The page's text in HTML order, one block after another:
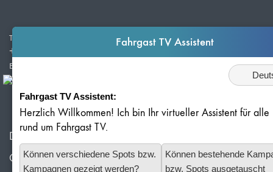
TELEFON
+49 981 203 526 50
E-MAIL
info@redlof-medien.de
Datenschutz
Cookie-Einstellungen
Fahrgast TV Assistent
Sprache
Fahrgast TV Assistent:
Herzlich Willkommen! Ich bin Ihr virtueller Assistent für alle
rund um Fahrgast TV.
Können verschiedene Spots bzw.
Kampagnen gezeigt werden?
Können bestehende
bzw. Spots ausgetauscht